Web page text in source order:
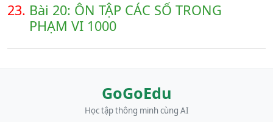
23. Bài 20: ÔN TẬP CÁC SỐ TRONG
PHẠM VI 1000
GoGoEdu
Học tập thông minh cùng AI